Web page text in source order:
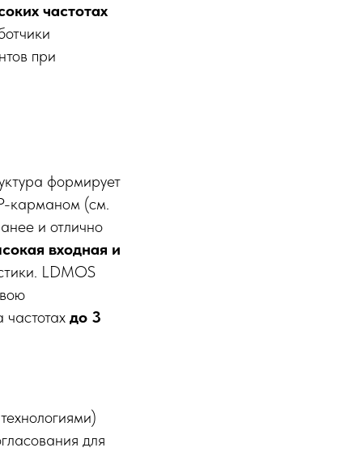
частотах
при
формирует
карманом (см.
и отлично
входная и
LDMOS
до 3
для